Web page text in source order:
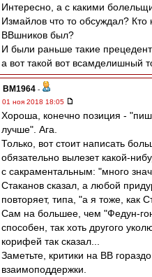
Интересно, а с какими
Измайлов что то обсуждал? Кто
ВВшников был?
И были раньше такие
а вот такой вот всамделишный
BM1964 -
01 ноя 2018 18:05
Хороша, конечно позиция -
лучше". Ага.
Только, вот стоит написать
обязательно вылезет какой-
с сакраментальным: "много
Стаканов сказал, а любой
повторяет, типа, "а я тоже, как
Сам на большее, чем "Федун-
способен, так хоть другого
корифей так сказал...
Заметьте, критики на ВВ
взаимоподдержки.